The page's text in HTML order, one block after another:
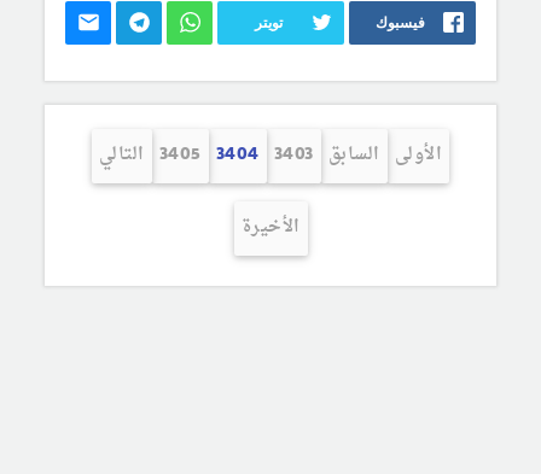
فيسبوك تويتر
الأولى السابق 3403
3404
3405 التالي
الأخيرة